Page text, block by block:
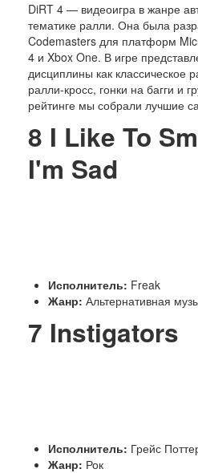
Hi-Tech
Блюда
Полезное
Города и страны
Вооружение
Люди
Спорт
История
DiRT 4 — видеоигра в жанре
тематике ралли. Она была
Codemasters для платформ
4 и Xbox One. В игре
дисциплины как классическое
ралли-кросс, гонки на багги и
рейтинге мы собрали лучшие
8 I Like To
I'm Sad
Исполнитель: Freak
Жанр: Альтернативная
7 Instigators
Исполнитель: Грейс
Жанр: Рок